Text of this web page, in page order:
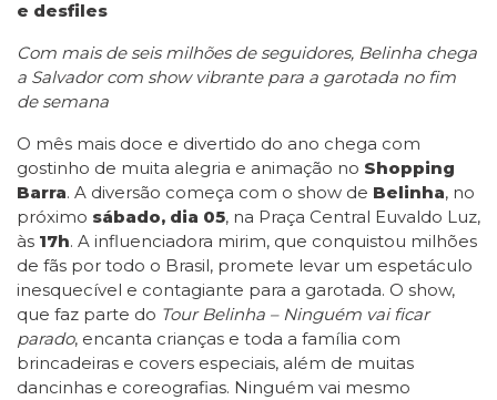
e desfiles
Com mais de seis milhões de seguidores, Belinha chega
a Salvador com show vibrante para a garotada no fim
de semana
O mês mais doce e divertido do ano chega com
gostinho de muita alegria e animação no Shopping
Barra. A diversão começa com o show de Belinha, no
próximo sábado, dia 05, na Praça Central Euvaldo Luz,
às 17h. A influenciadora mirim, que conquistou milhões
de fãs por todo o Brasil, promete levar um espetáculo
inesquecível e contagiante para a garotada. O show,
que faz parte do Tour Belinha – Ninguém vai ficar
parado, encanta crianças e toda a família com
brincadeiras e covers especiais, além de muitas
dancinhas e coreografias. Ninguém vai mesmo